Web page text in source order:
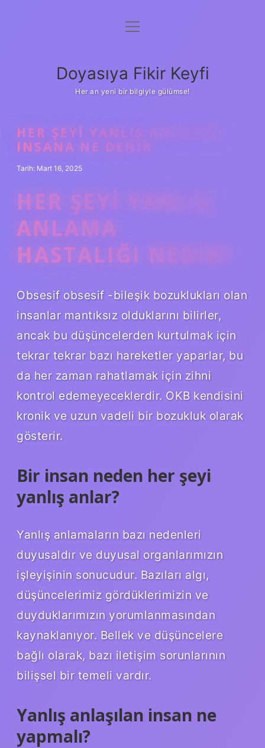
Anasayfa
Yasal Uyarı
menüyü
Doyasıya Fikir Keyfi
Her an yeni bir bilgiyle gülümse!
HER ŞEYI YANLIŞ ANLAYAN
INSANA NE DENIR
Tarih: Mart 16, 2025
HER ŞEYI YANLIŞ
ANLAMA
HASTALIĞI NEDIR?
Obsesif obsesif -bileşik bozuklukları olan
insanlar mantıksız olduklarını bilirler,
ancak bu düşüncelerden kurtulmak için
tekrar tekrar bazı hareketler yaparlar, bu
da her zaman rahatlamak için zihni
kontrol edemeyeceklerdir. OKB kendisini
kronik ve uzun vadeli bir bozukluk olarak
gösterir.
Bir insan neden her şeyi
yanlış anlar?
Yanlış anlamaların bazı nedenleri
duyusaldır ve duyusal organlarımızın
işleyişinin sonucudur. Bazıları algı,
düşüncelerimiz gördüklerimizin ve
duyduklarımızın yorumlanmasından
kaynaklanıyor. Bellek ve düşüncelere
bağlı olarak, bazı iletişim sorunlarının
bilişsel bir temeli vardır.
Yanlış anlaşılan insan ne
yapmalı?